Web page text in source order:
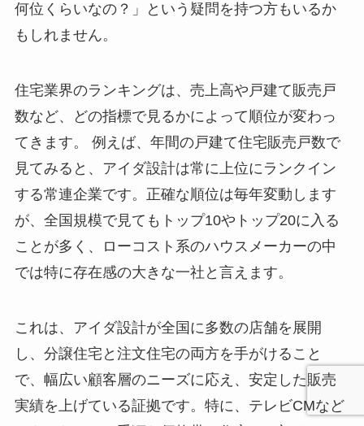
何位くらいなの？」という疑問を持つ方もいるか
もしれません。
住宅業界のランキングは、売上高や戸建て販売戸
数など、どの指標で見るかによって順位が変わっ
てきます。 例えば、年間の戸建て住宅販売戸数で
見てみると、アイダ設計は常に上位にランクイン
する常連企業です。正確な順位は毎年変動します
が、全国規模で見てもトップ10やトップ20に入る
ことが多く、ローコスト系のハウスメーカーの中
では特に存在感の大きな一社と言えます。
これは、アイダ設計が全国に多数の店舗を展開
し、分譲住宅と注文住宅の両方を手がけること
で、幅広い顧客層のニーズに応え、安定した販売
実績を上げている証拠です。特に、テレビCMなど